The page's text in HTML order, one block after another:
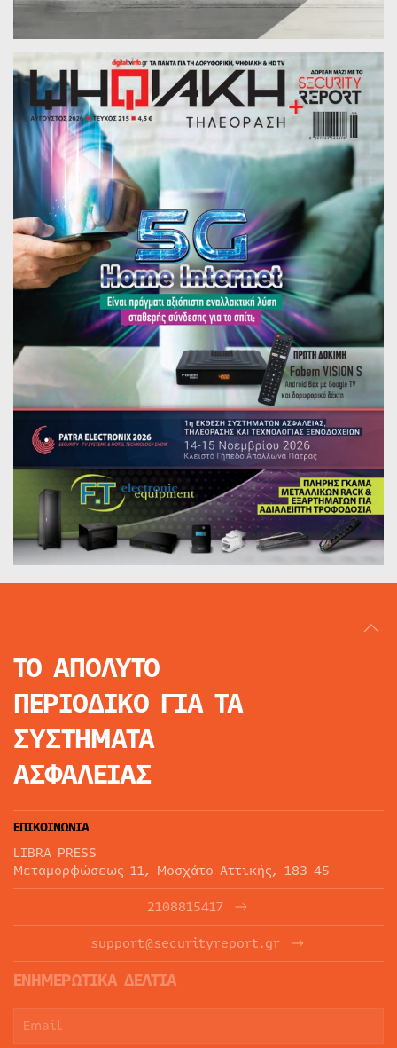
ΤΟ ΑΠΟΛΥΤΟ
ΠΕΡΙΟΔΙΚΟ ΓΙΑ ΤΑ
ΣΥΣΤΗΜΑΤΑ
ΑΣΦΑΛΕΙΑΣ
ΕΠΙΚΟΙΝΩΝΙΑ
LIBRA PRESS
Μεταμορφώσεως 11, Μοσχάτο Αττικής, 183 45
2108815417
support@securityreport.gr
ΕΝΗΜΕΡΩΤΙΚΑ ΔΕΛΤΙΑ